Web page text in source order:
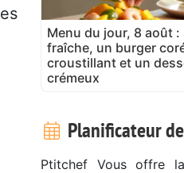
Menu du jour, 8 août :
fraîche, un burger
croustillant et un
crémeux
Planificateur
Ptitchef Vous offre